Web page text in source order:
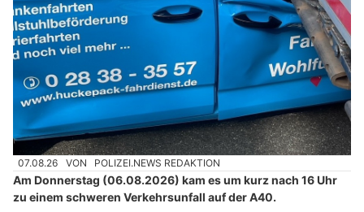
07.08.26 VON POLIZEI.NEWS REDAKTION
Am Donnerstag (06.08.2026) kam es um kurz nach 16 Uhr
zu einem schweren Verkehrsunfall auf der A40.